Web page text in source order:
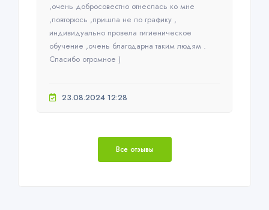
,очень добросовестно отнеслась ко мне
,повторюсь ,пришла не по графику ,
индивидуально провела гигиеническое
обучение ,очень благодарна таким людям .
Спасибо огромное )
23.08.2024 12:28
Все отзывы